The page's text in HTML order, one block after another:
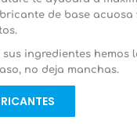
de base
ingredientes
no deja manchas.